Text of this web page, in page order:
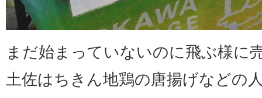
まだ始まっていないのに飛ぶ様に
土佐はちきん地鶏の唐揚げなどの